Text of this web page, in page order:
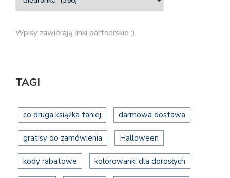
Wpisy zawierają linki partnerskie :)
TAGI
co druga książka taniej darmowa dostawa
gratisy do zamówienia Halloween
kody rabatowe kolorowanki dla dorosłych